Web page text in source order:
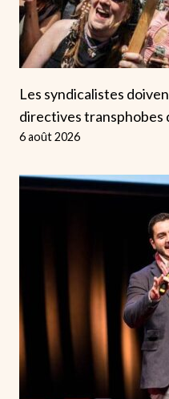
Les syndicalistes
directives transphobes
6 août 2026